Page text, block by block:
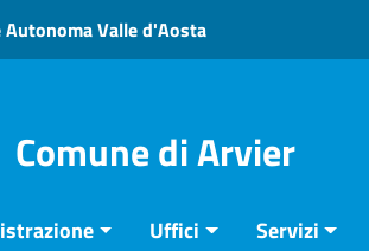
navigazione
Autonoma Valle d'Aosta
Comune di Arvier
Uffici Servizi